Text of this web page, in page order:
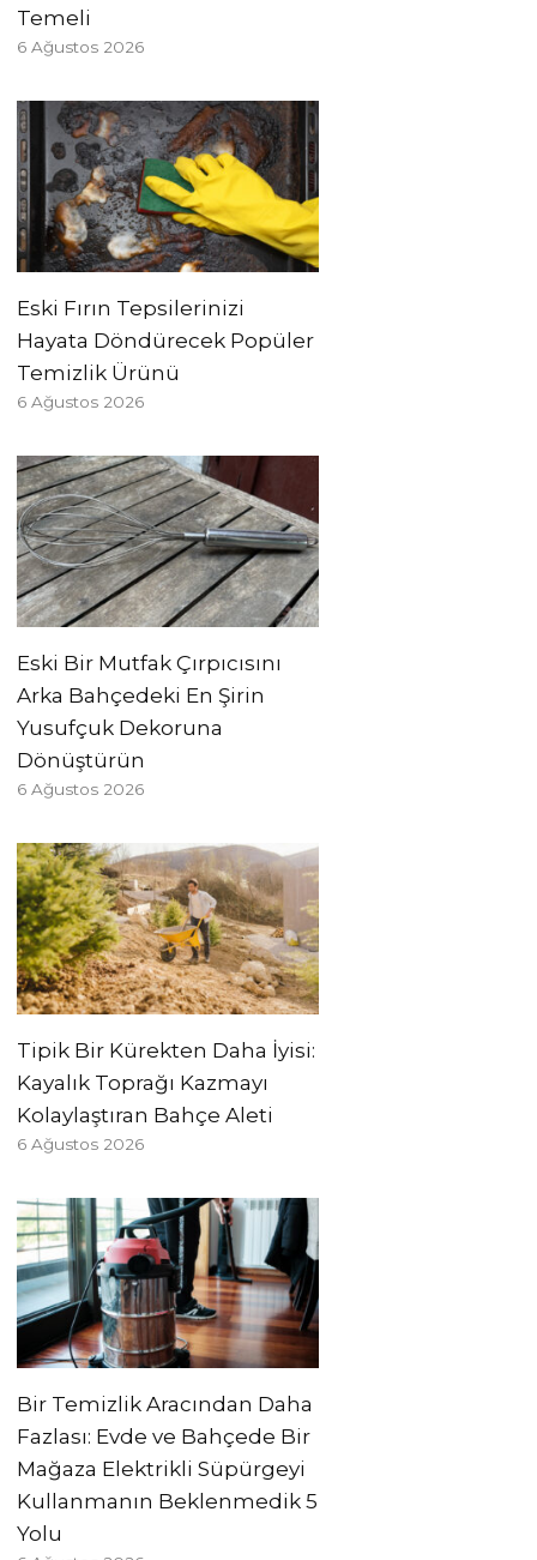
Temeli
6 Ağustos 2026
Eski Fırın Tepsilerinizi
Hayata Döndürecek Popüler
Temizlik Ürünü
6 Ağustos 2026
Eski Bir Mutfak Çırpıcısını
Arka Bahçedeki En Şirin
Yusufçuk Dekoruna
Dönüştürün
6 Ağustos 2026
Tipik Bir Kürekten Daha İyisi:
Kayalık Toprağı Kazmayı
Kolaylaştıran Bahçe Aleti
6 Ağustos 2026
Bir Temizlik Aracından Daha
Fazlası: Evde ve Bahçede Bir
Mağaza Elektrikli Süpürgeyi
Kullanmanın Beklenmedik 5
Yolu